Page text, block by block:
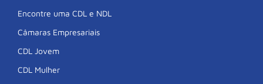
Encontre uma CDL e NDL
Câmaras Empresariais
CDL Jovem
CDL Mulher